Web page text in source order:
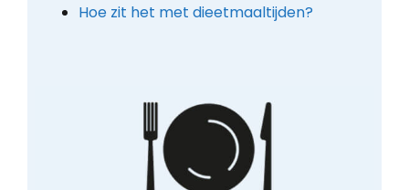
Hoe zit het met dieetmaaltijden?